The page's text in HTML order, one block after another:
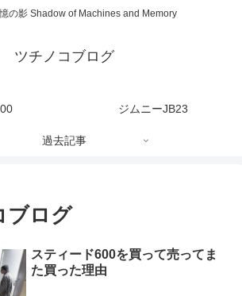
の影 Shadow of Machines and Memory
ツチノコブログ
ジムニーJB23
過去記事
ブログ
スティード600を買って売ってま
た買った理由